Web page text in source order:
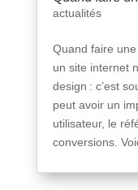
actualités
Quand faire
un site internet
design : c’est
peut avoir un
utilisateur, le
conversions.